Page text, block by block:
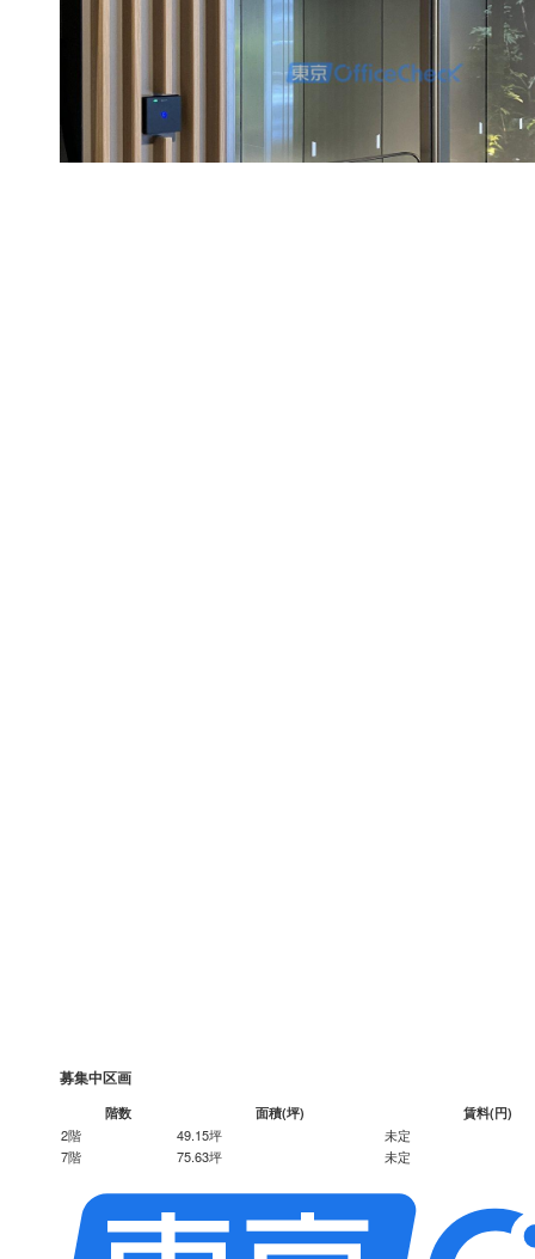
募集中区画
階数 面積(坪) 賃料(円)
2階 49.15坪
未定
7階
75.63坪 未定